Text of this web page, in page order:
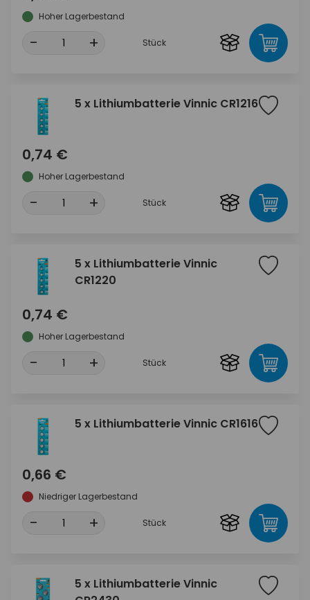
Hoher Lagerbestand
- + Stück
5 x Lithiumbatterie Vinnic CR1216
0,74 €
Hoher Lagerbestand
- + Stück
5 x Lithiumbatterie Vinnic
CR1220
0,74 €
Hoher Lagerbestand
- + Stück
5 x Lithiumbatterie Vinnic CR1616
0,66 €
Niedriger Lagerbestand
- + Stück
5 x Lithiumbatterie Vinnic